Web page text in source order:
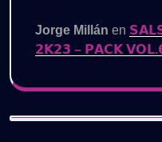
Jorge Millán en
𝟮𝗞𝟮𝟯 – 𝗣𝗔𝗖𝗞